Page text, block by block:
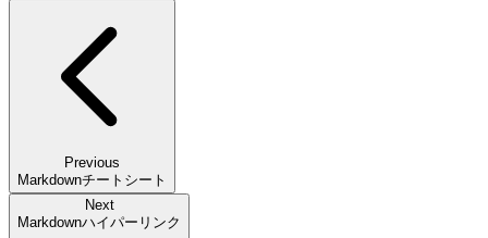
Previous
Markdownチートシート
Next
Markdownハイパーリンク